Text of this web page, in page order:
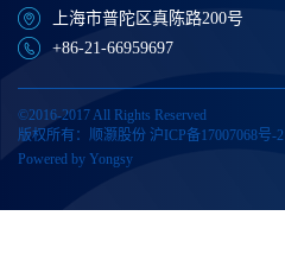
上海市普陀区真陈路200号
+86-21-66959697
©2016-2017 All Rights Reserved
版权所有：顺灏股份 沪ICP备17007068号-2
Powered by Yongsy